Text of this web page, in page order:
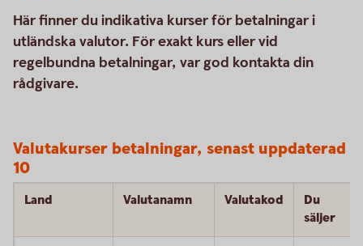
Här finner du indikativa kurser för betalningar i
utländska valutor. För exakt kurs eller vid
regelbundna betalningar, var god kontakta din
rådgivare.
Valutakurser betalningar, senast uppdaterad
10
Land Valutanamn Valutakod
Du
säljer